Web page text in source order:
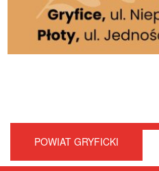
POWIAT GRYFICKI